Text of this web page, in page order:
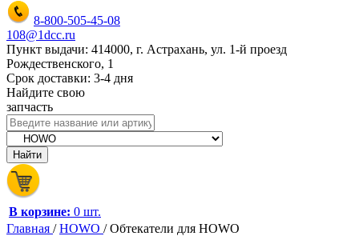
8-800-505-45-08
108@1dcc.ru
Пункт выдачи: 414000, г. Астрахань, ул. 1-й проезд
Рождественского, 1
Срок доставки: 3-4 дня
Найдите свою
запчасть
В корзине: 0 шт.
Главная /HOWO /Обтекатели для HOWO